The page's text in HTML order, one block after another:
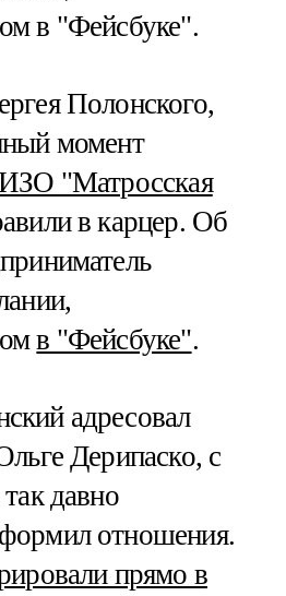
в "Фейсбуке".
Полонского,
момент
"Матросская
в карцер. Об
в "Фейсбуке".
адресовал
Дерипаско, с
давно
отношения.
прямо в